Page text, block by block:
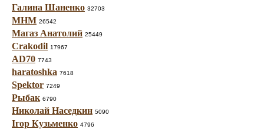
Галина Шаненко 32703
МНМ 26542
Магаз Анатолий 25449
Crakodil 17967
AD70 7743
haratoshka 7618
Spektor 7249
Рыбак 6790
Николай Наседкин 5090
Ігор Кузьменко 4796